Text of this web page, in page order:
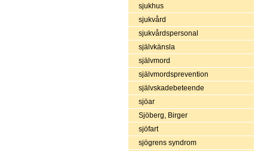
sjukhus
sjukvård
sjukvårdspersonal
självkänsla
självmord
självmordsprevention
självskadebeteende
sjöar
Sjöberg, Birger
sjöfart
sjögrens syndrom